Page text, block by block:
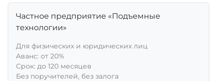
Частное предприятие «Подъемные
технологии»
Для физических и юридических лиц
Aванс: от 20%
Срок: до 120 месяцев
Без поручителей, без залога